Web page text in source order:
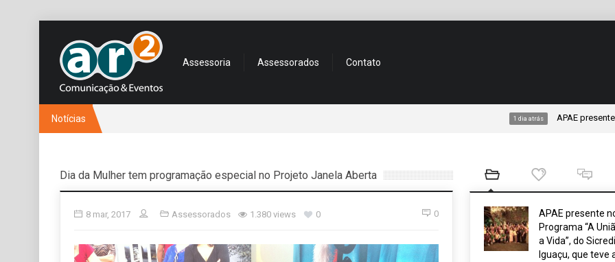
Assessoria Assessorados Contato
Notícias APAE presente no
Dia da Mulher tem programação especial no Projeto Janela Aberta
8 mar, 2017 Assessorados 1.380 views 0 0
APAE presente
Programa “A
a Vida”, do Sicredi
Iguaçu, que teve